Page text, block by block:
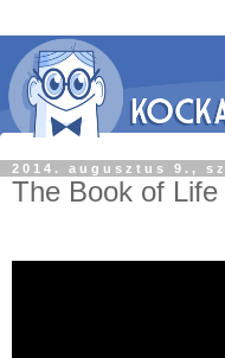
2014. augusztus 9.,
The Book of Life